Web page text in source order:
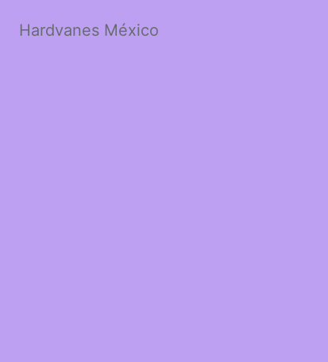
Hardvanes México